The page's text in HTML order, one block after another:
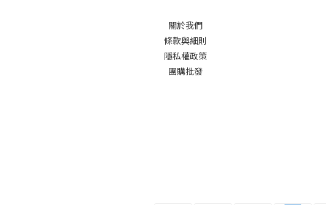
關於我們
條款與細則
隱私權政策
團購批發